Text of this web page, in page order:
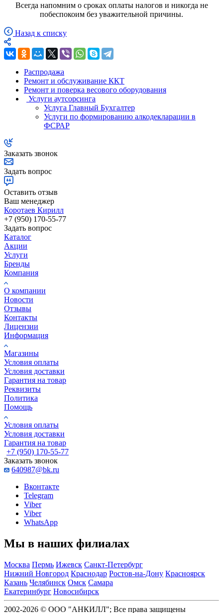
Всегда напомним о сроках оплаты налогов и никогда не
побеспокоим без уважительной причины.
Назад к списку
Распродажа
Ремонт и обслуживание ККТ
Ремонт и поверка весового оборудования
Услуги аутсорсинга
Услуга Главный Бухгалтер
Услуги по формированию алкодекларации в
ФСРАР
Заказать звонок
Задать вопрос
Оставить отзыв
Ваш менеджер
Коротаев Кирилл
+7 (950) 170-55-77
Задать вопрос
Каталог
Акции
Услуги
Бренды
Компания
О компании
Новости
Отзывы
Контакты
Лицензии
Информация
Магазины
Условия оплаты
Условия доставки
Гарантия на товар
Реквизиты
Политика
Помощь
Условия оплаты
Условия доставки
Гарантия на товар
+7 (950) 170-55-77
Заказать звонок
640987@bk.ru
Вконтакте
Telegram
Viber
Viber
WhatsApp
Мы в наших филиалах
Москва Пермь Ижевск Санкт-Петербург
Нижний Новгород Краснодар Ростов-на-Дону Красноярск
Казань Челябинск Омск Самара
Екатеринбург Новосибирск
2002-2026 © ООО "АНКИЛЛ"; Все права защищены